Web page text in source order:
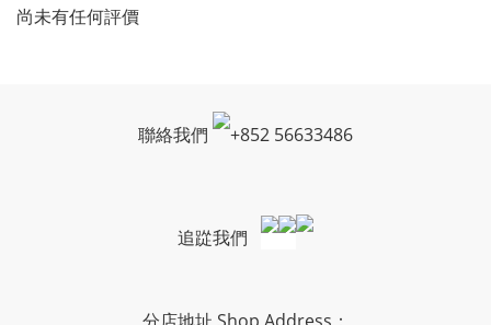
尚未有任何評價
聯絡我們 +852 56633486
追踨我們
分店地址 Shop Address：